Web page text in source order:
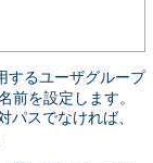
するユーザグループ
前を設定します。
パスでなければ、